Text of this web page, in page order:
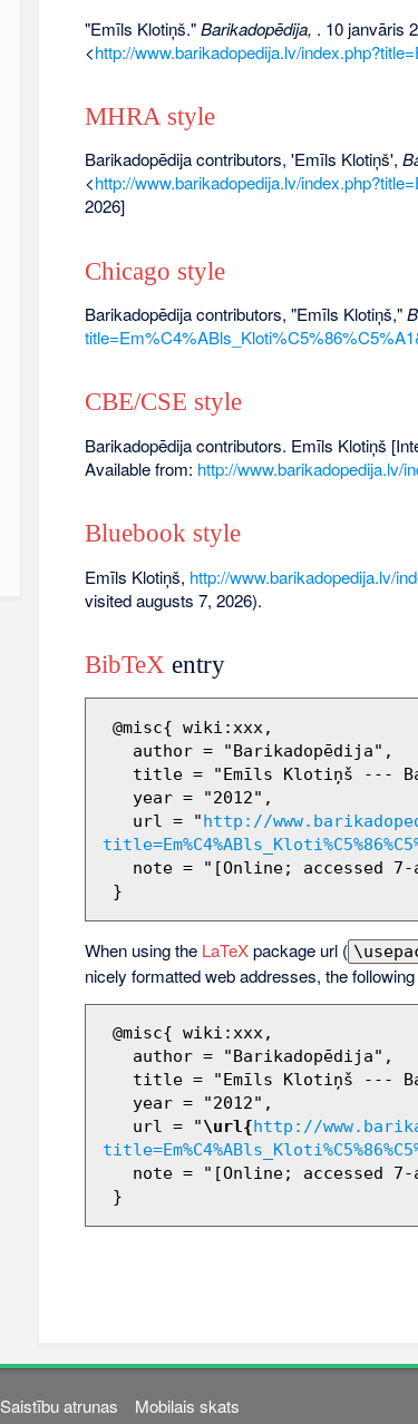
"Emīls Klotiņš."Barikadopēdija, . 10 janvāris
<http://www.barikadopedija.lv/
MHRA style
Barikadopēdija contributors, 'Emīls Klotiņš',
<http://www.barikadopedija.lv/
2026]
Chicago style
Barikadopēdija contributors, "Emīls Klotiņš,"
CBE/CSE style
Barikadopēdija contributors. Emīls Klotiņš
Available from: http://www.barikadopedija.lv/
Bluebook style
Emīls Klotiņš, http://www.barikadopedija.lv/
visited augusts 7, 2026).
BibTeX entry
   url = "
http://
When using the LaTeXpackage url (
nicely formatted web addresses, the
   url = "
\url{http://
Saistību atrunas Mobilais skats